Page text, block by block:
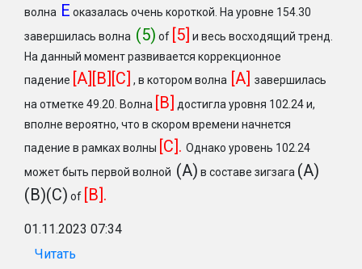
волна Е оказалась очень короткой. На уровне 154.30
завершилась волна (5) of [5] и весь восходящий тренд.
На данный момент развивается коррекционное
падение [A][B][C] , в котором волна [A] завершилась
на отметке 49.20. Волна [B] достигла уровня 102.24 и,
вполне вероятно, что в скором времени начнется
падение в рамках волны [C]. Однако уровень 102.24
может быть первой волной (A) в составе зигзага (A)
(B)(C) of [B].
01.11.2023 07:34
Читать